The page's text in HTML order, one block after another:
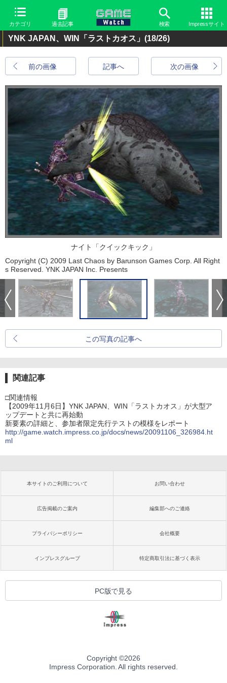
カテゴリ 過去記事 検索 Impressサイト
YNK JAPAN、WIN「ラストカオス」 (18/26)
前の画像 次の画像
記事へ
ナイト「クイックキック」
Copyright (C) 2009 Last Chaos by Barunson Games Corp. All Right
s Reserved. YNK JAPAN Inc. Presents
この写真の記事へ
関連記事
□関連情報
【2009年11月6日】YNK JAPAN、WIN「ラストカオス」が大型ア
ップデートと共に再始動
新要素の詳細と、参加者限定先行テストの模様をレポート
http://game.watch.impress.co.jp/docs/news/20091106_326984.ht
ml
本サイトのご利用について お問い合わせ
広告掲載のご案内 編集部へのご連絡
プライバシーポリシー 会社概要
インプレスグループ 特定商取引法に基づく表示
PC版で見る
Copyright ©2026
Impress Corporation. All rights reserved.